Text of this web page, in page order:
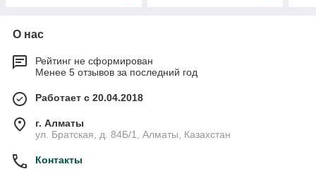
О нас
Рейтинг не сформирован
Менее 5 отзывов за последний год
Работает с 20.04.2018
г. Алматы
ул. Братская, д. 84Б/1, Алматы, Казахстан
Контакты